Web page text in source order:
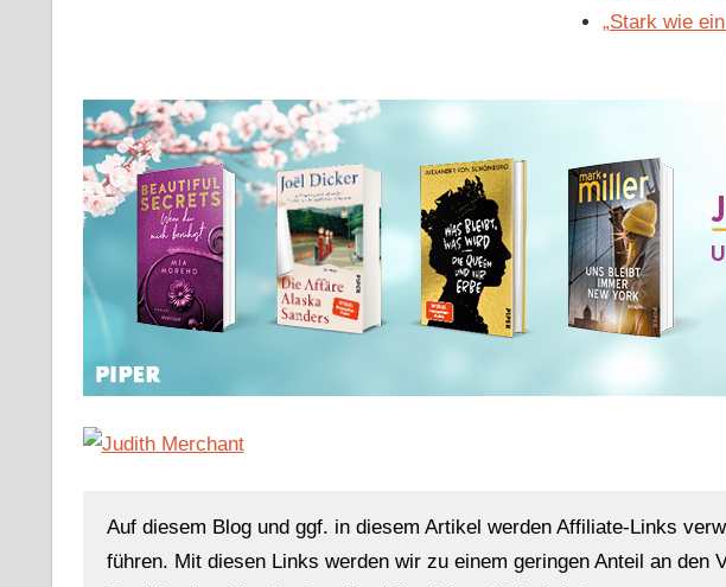
„Stark wie
Auf diesem Blog und ggf. in diesem Artikel werden Affiliate-Links
führen. Mit diesen Links werden wir zu einem geringen Anteil an den